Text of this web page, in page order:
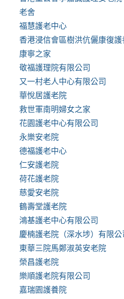
老舍
福慧護老中心
香港浸信會區樹洪伉儷康復護
康寧之家
敬福護理院有限公司
又一村老人中心有限公司
華悅居護老院
救世軍南明婦女之家
花園護老中心有限公司
永樂安老院
德福護老中心
仁安護老院
荷花護老院
慈愛安老院
鶴壽堂護老院
鴻基護老中心有限公司
慶楠護老院（深水埗）有限公
東華三院馬鄭淑英安老院
榮昌護老院
樂順護老院有限公司
嘉瑞園護養院